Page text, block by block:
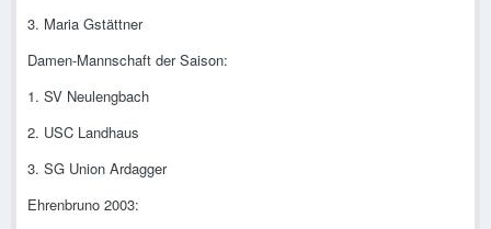
3. Maria Gstättner
Damen-Mannschaft der Saison:
1. SV Neulengbach
2. USC Landhaus
3. SG Union Ardagger
Ehrenbruno 2003: